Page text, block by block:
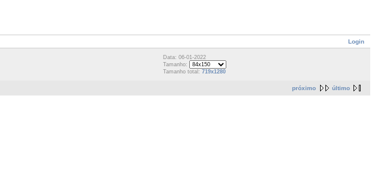
Login
Data: 06-01-2022
Tamanho:
Tamanho total: 719x1280
próximo último